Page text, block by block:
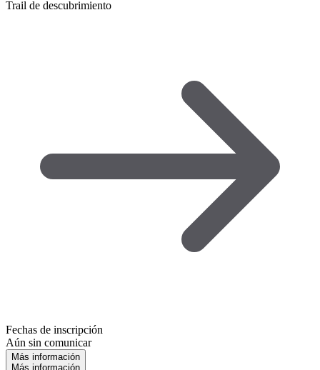
Trail de descubrimiento
Fechas de inscripción
Aún sin comunicar
Más información
Más información